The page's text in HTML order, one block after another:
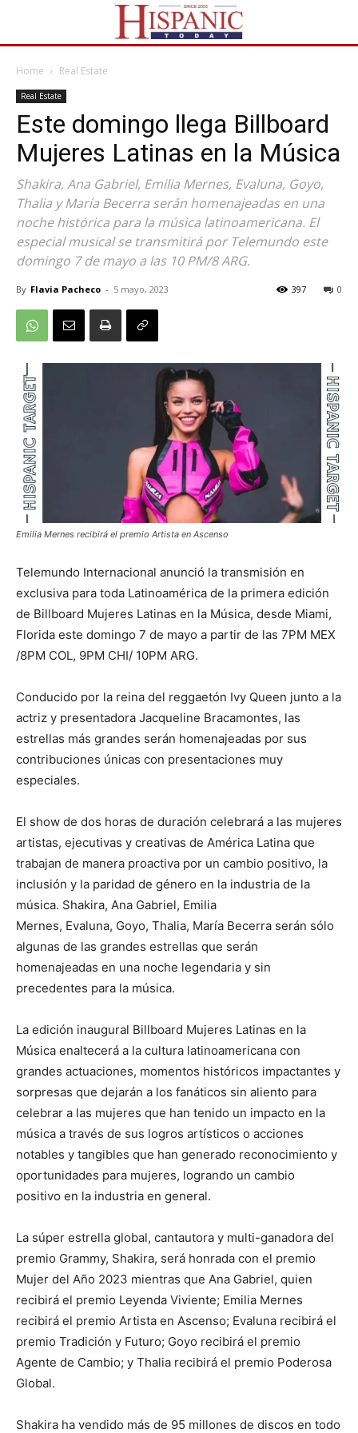
Home Real Estate
Real Estate
Este domingo llega Billboard
Mujeres Latinas en la Música
Shakira, Ana Gabriel, Emilia Mernes, Evaluna, Goyo,
Thalia y María Becerra serán homenajeadas en una
noche histórica para la música latinoamericana. El
especial musical se transmitirá por Telemundo este
domingo 7 de mayo a las 10 PM/8 ARG.
By Flavia Pacheco - 5 mayo, 2023 0
397
Emilia Mernes recibirá el premio Artista en Ascenso
Telemundo Internacional anunció la transmisión en
exclusiva para toda Latinoamérica de la primera edición
de Billboard Mujeres Latinas en la Música, desde Miami,
Florida este domingo 7 de mayo a partir de las 7PM MEX
/8PM COL, 9PM CHI/ 10PM ARG.
Conducido por la reina del reggaetón Ivy Queen junto a la
actriz y presentadora Jacqueline Bracamontes, las
estrellas más grandes serán homenajeadas por sus
contribuciones únicas con presentaciones muy
especiales.
El show de dos horas de duración celebrará a las mujeres
artistas, ejecutivas y creativas de América Latina que
trabajan de manera proactiva por un cambio positivo, la
inclusión y la paridad de género en la industria de la
música. Shakira, Ana Gabriel, Emilia
Mernes, Evaluna, Goyo, Thalia, María Becerra serán sólo
algunas de las grandes estrellas que serán
homenajeadas en una noche legendaria y sin
precedentes para la música.
La edición inaugural Billboard Mujeres Latinas en la
Música enaltecerá a la cultura latinoamericana con
grandes actuaciones, momentos históricos impactantes y
sorpresas que dejarán a los fanáticos sin aliento para
celebrar a las mujeres que han tenido un impacto en la
música a través de sus logros artísticos o acciones
notables y tangibles que han generado reconocimiento y
oportunidades para mujeres, logrando un cambio
positivo en la industria en general.
La súper estrella global, cantautora y multi-ganadora del
premio Grammy, Shakira, será honrada con el premio
Mujer del Año 2023 mientras que Ana Gabriel, quien
recibirá el premio Leyenda Viviente; Emilia Mernes
recibirá el premio Artista en Ascenso; Evaluna recibirá el
premio Tradición y Futuro; Goyo recibirá el premio
Agente de Cambio; y Thalia recibirá el premio Poderosa
Global.
Shakira ha vendido más de 95 millones de discos en todo